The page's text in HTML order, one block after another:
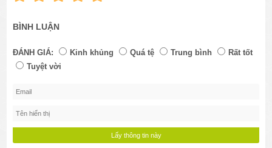
BÌNH LUẬN
ĐÁNH GIÁ: Kinh khủng Quá tệ Trung bình
Rất tốt
Tuyệt vời